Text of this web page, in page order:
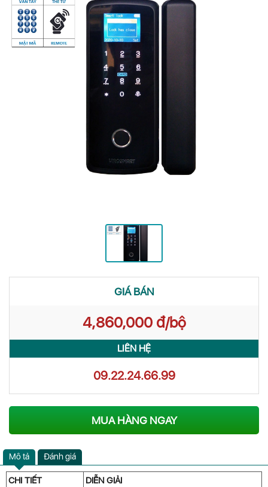
GIÁ BÁN
4,860,000 đ/bộ
LIÊN HỆ
09.22.24.66.99
MUA HÀNG NGAY
Mô tả Đánh giá
CHI TIẾT DIỄN GIẢI